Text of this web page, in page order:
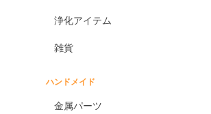
浄化アイテム
雑貨
ハンドメイド
金属パーツ